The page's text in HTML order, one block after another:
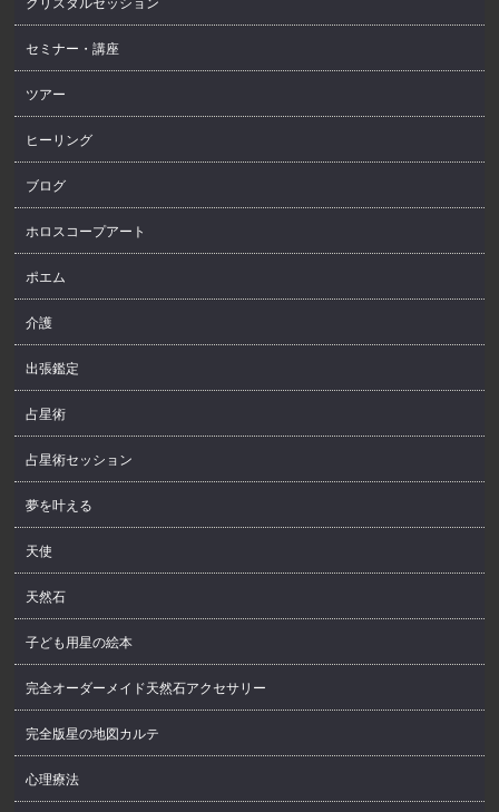
セミナー・講座
ツアー
ヒーリング
ブログ
ホロスコープアート
ポエム
介護
出張鑑定
占星術
占星術セッション
夢を叶える
天使
天然石
子ども用星の絵本
完全オーダーメイド天然石アクセサリー
完全版星の地図カルテ
心理療法